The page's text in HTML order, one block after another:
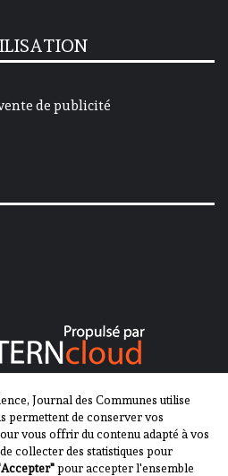
de publicité
Journal des Communes utilise
permettent de conserver vos
vous offrir du contenu adapté à vos
collecter des statistiques pour
pour accepter l'ensemble